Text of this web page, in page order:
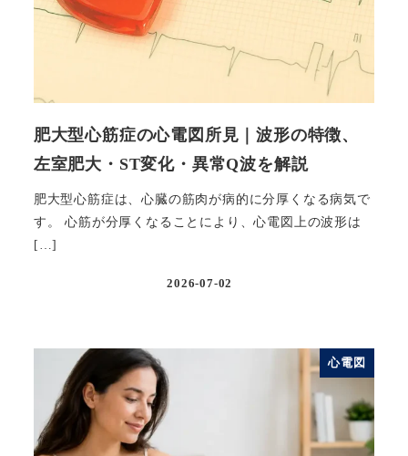
肥大型心筋症の心電図所見｜波形の特徴、
左室肥大・ST変化・異常Q波を解説
肥大型心筋症は、心臓の筋肉が病的に分厚くなる病気で
す。 心筋が分厚くなることにより、心電図上の波形は
[…]
2026-07-02
心電図